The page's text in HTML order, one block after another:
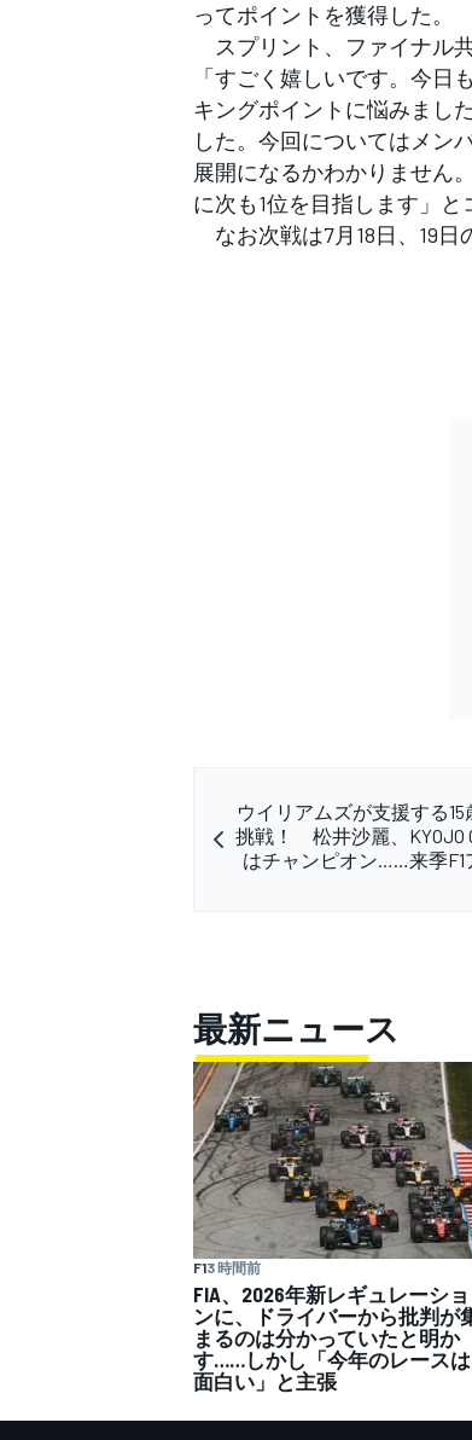
ってポイントを獲得した。
スプリント、ファイナル
「すごく嬉しいです。今日
キングポイントに悩みまし
した。今回についてはメン
展開になるかわかりません
に次も1位を目指します」と
なお次戦は7月18日、19日
ウイリアムズが支援する
挑戦！ 松井沙麗、KYOJO
はチャンピオン……来季F1
最新ニュース
F13 時間前
FIA、2026年新レギュレーショ
ンに、ドライバーから批判が
まるのは分かっていたと明か
す……しかし「今年のレースは
面白い」と主張